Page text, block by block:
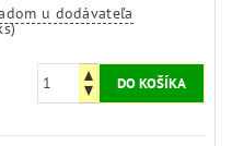
u dodávateľa